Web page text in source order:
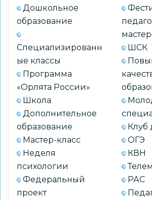
Дошкольное
образование
Специализированн
ые классы
Программа
«Орлята России»
Школа
Дополнительное
образование
Мастер-класс
Неделя
психологии
Федеральный
проект
ШСК
Клуб
ОГЭ
КВН
РАС